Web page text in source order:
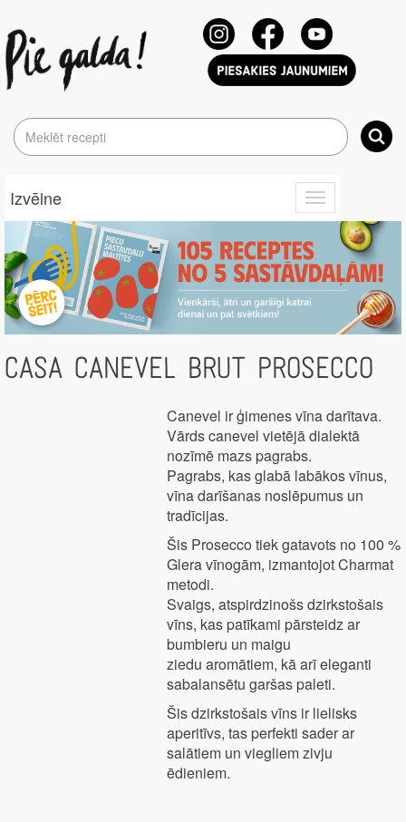
Toggle
navigation
Izvēlne
CASA CANEVEL BRUT PROSECCO
Canevel ir ģimenes vīna darītava.
Vārds canevel vietējā dialektā
nozīmē mazs pagrabs.
Pagrabs, kas glabā labākos vīnus,
vīna darīšanas noslēpumus un
tradīcijas.
Šis Prosecco tiek gatavots no 100 %
Glera vīnogām, izmantojot Charmat
metodi.
Svaigs, atspirdzinošs dzirkstošais
vīns, kas patīkami pārsteidz ar
bumbieru un maigu
ziedu aromātiem, kā arī eleganti
sabalansētu garšas paleti.
Šis dzirkstošais vīns ir lielisks
aperitīvs, tas perfekti sader ar
salātiem un viegliem zivju
ēdieniem.